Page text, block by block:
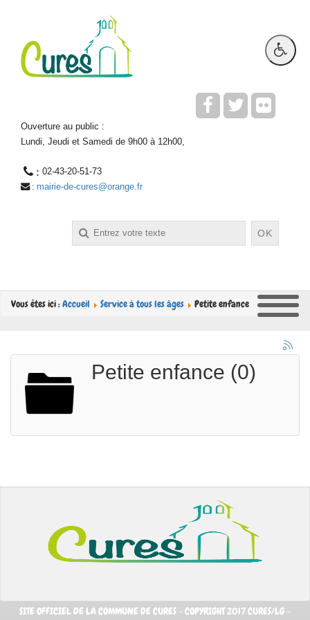
Ouverture au public :
Lundi, Jeudi et Samedi de 9h00 à 12h00,
: 02-43-20-51-73
: mairie-de-cures@orange.fr
OK
Vous êtes ici :Accueil Service à tous les âges Petite enfance
Petite enfance (0)
SITE OFFICIEL DE LA COMMUNE DE CURES - COPYRIGHT 2017 CURES/LG -